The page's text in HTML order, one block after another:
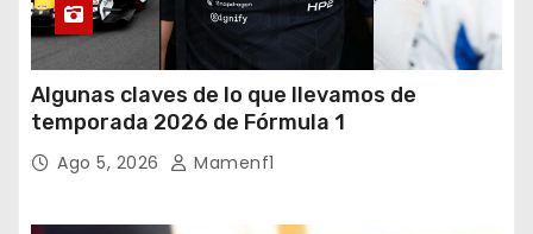
Algunas claves de lo que llevamos de
temporada 2026 de Fórmula 1
Ago 5, 2026 Mamenf1